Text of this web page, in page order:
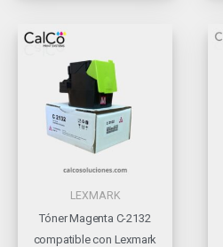
LEXMARK
Tóner Magenta C-2132
compatible con Lexmark